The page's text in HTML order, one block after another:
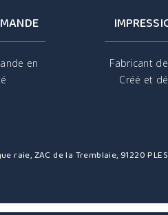
en
Fabricant
Créé et
raie, ZAC de la Tremblaie, 91220